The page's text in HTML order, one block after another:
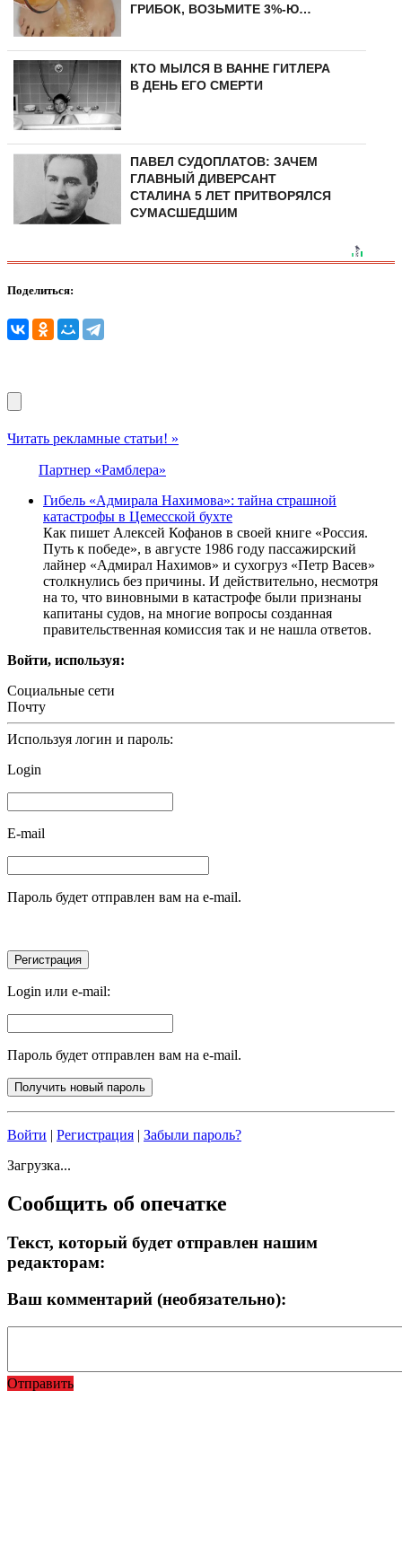
ГРИБОК, ВОЗЬМИТЕ 3%-Ю…
КТО МЫЛСЯ В ВАННЕ ГИТЛЕРА
В ДЕНЬ ЕГО СМЕРТИ
ПАВЕЛ СУДОПЛАТОВ: ЗАЧЕМ
ГЛАВНЫЙ ДИВЕРСАНТ
СТАЛИНА 5 ЛЕТ ПРИТВОРЯЛСЯ
СУМАСШЕДШИМ
Поделиться:
Читать рекламные статьи! »
Партнер «Рамблера»
Гибель «Адмирала Нахимова»: тайна страшной
катастрофы в Цемесской бухте
Как пишет Алексей Кофанов в своей книге «Россия.
Путь к победе», в августе 1986 году пассажирский
лайнер «Адмирал Нахимов» и сухогруз «Петр Васев»
столкнулись без причины. И действительно, несмотря
на то, что виновными в катастрофе были признаны
капитаны судов, на многие вопросы созданная
правительственная комиссия так и не нашла ответов.
Войти, используя:
Социальные сети
Почту
Используя логин и пароль:
Login
E-mail
Пароль будет отправлен вам на e-mail.
Login или e-mail:
Пароль будет отправлен вам на e-mail.
Войти | Регистрация | Забыли пароль?
Загрузка...
Сообщить об опечатке
Текст, который будет отправлен нашим
редакторам:
Ваш комментарий (необязательно):
Отправить